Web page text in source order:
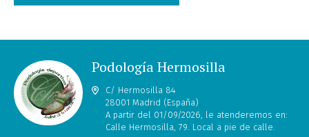
Podología Hermosilla
C/ Hermosilla 84
28001 Madrid (España)
A partir del 01/09/2026, le atenderemos en:
Calle Hermosilla, 79. Local a pie de calle.